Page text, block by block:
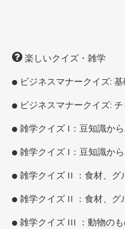
楽しいクイズ・雑学
ビジネスマナークイズ:
ビジネスマナークイズ:
雑学クイズ I：豆知識か
雑学クイズ I：豆知識か
雑学クイズ II ：食材、グ
雑学クイズ II ：食材、グ
雑学クイズ III ：動物の